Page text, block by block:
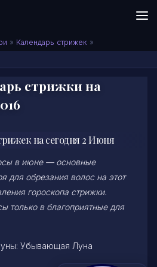
» Календарь стрижек »
стрижки на
на сегодня 2 Июня
в июне — основные
для обрезания волос на этот
гороскопа стрижки.
только в благоприятные для
Убывающая Луна